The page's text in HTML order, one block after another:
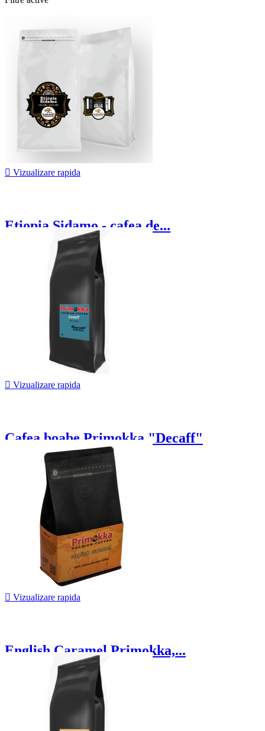
 Vizualizare rapida
Etiopia Sidamo - cafea de...
 Vizualizare rapida
Cafea boabe Primokka "Decaff"
81,00 lei
 Vizualizare rapida
English Caramel Primokka,...